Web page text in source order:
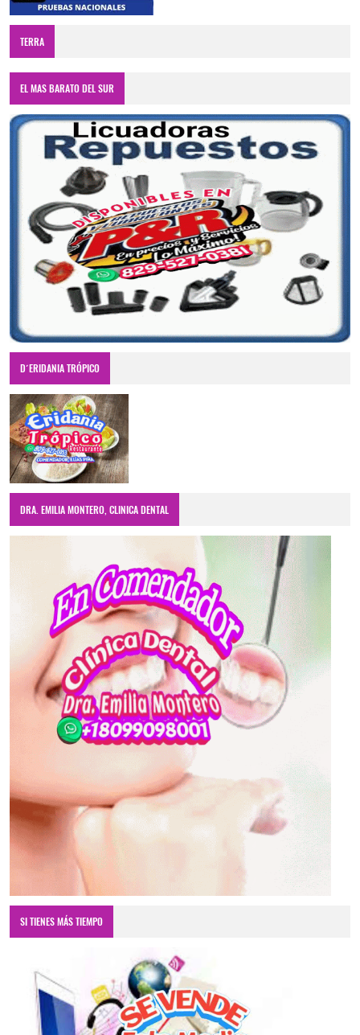
TERRA
EL MAS BARATO DEL SUR
D´ERIDANIA TRÓPICO
DRA. EMILIA MONTERO, CLINICA DENTAL
SI TIENES MÁS TIEMPO